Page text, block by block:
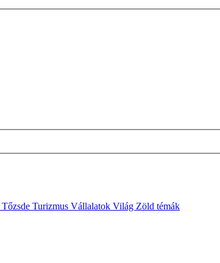
Tőzsde Turizmus Vállalatok Világ Zöld témák